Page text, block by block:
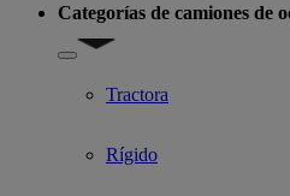
Categorías de camiones de
Show submenu for Categorías
Tractora
Rígido